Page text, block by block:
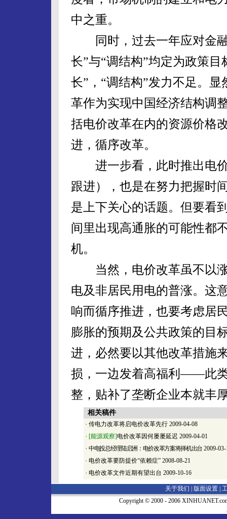
中之重。
同时，过去一年应对金融
长”与“调结构”均定为政策
长”，“调结构”发力不足。
革作为实现中国经济结构调
括电价改革在内的资源价格
进，循序改革。
进一步看，此时推出电价
跟进），也是在努力把握时
是上下关心的话题。但要看
间里出现高通胀的可能性都
机。
当然，电价改革虽不以涨
电及非居民用电的普涨。这
响而循序推进，也要考虑居
膨胀的预期及公共政策的目
进，必然要以其他改革措施
损，一边发着高福利——此
整，贴补了垄断企业本就丰
相关稿件
· 传电力改革将启电价改革先行 2009-04-08
· [能源观察]电价改革因何屡屡延迟 2009-04-01
· 中电投总经理陆启洲：电价改革方案将择机出台 2009-03-
· 电价改革要防提价“依赖症” 2008-08-21
· 电价改革文件近期有望出台 2009-10-16
关于我们 | 版面设置
Copyright © 2000 - 2006